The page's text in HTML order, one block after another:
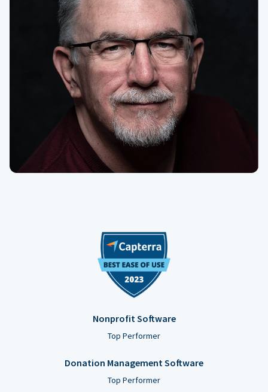
Nonprofit Software
Top Performer
Donation Management Software
Top Performer